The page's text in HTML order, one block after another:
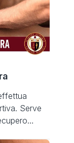
Serve